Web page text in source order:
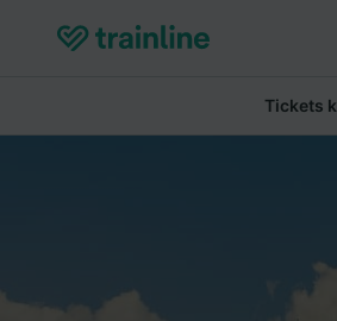
Tickets